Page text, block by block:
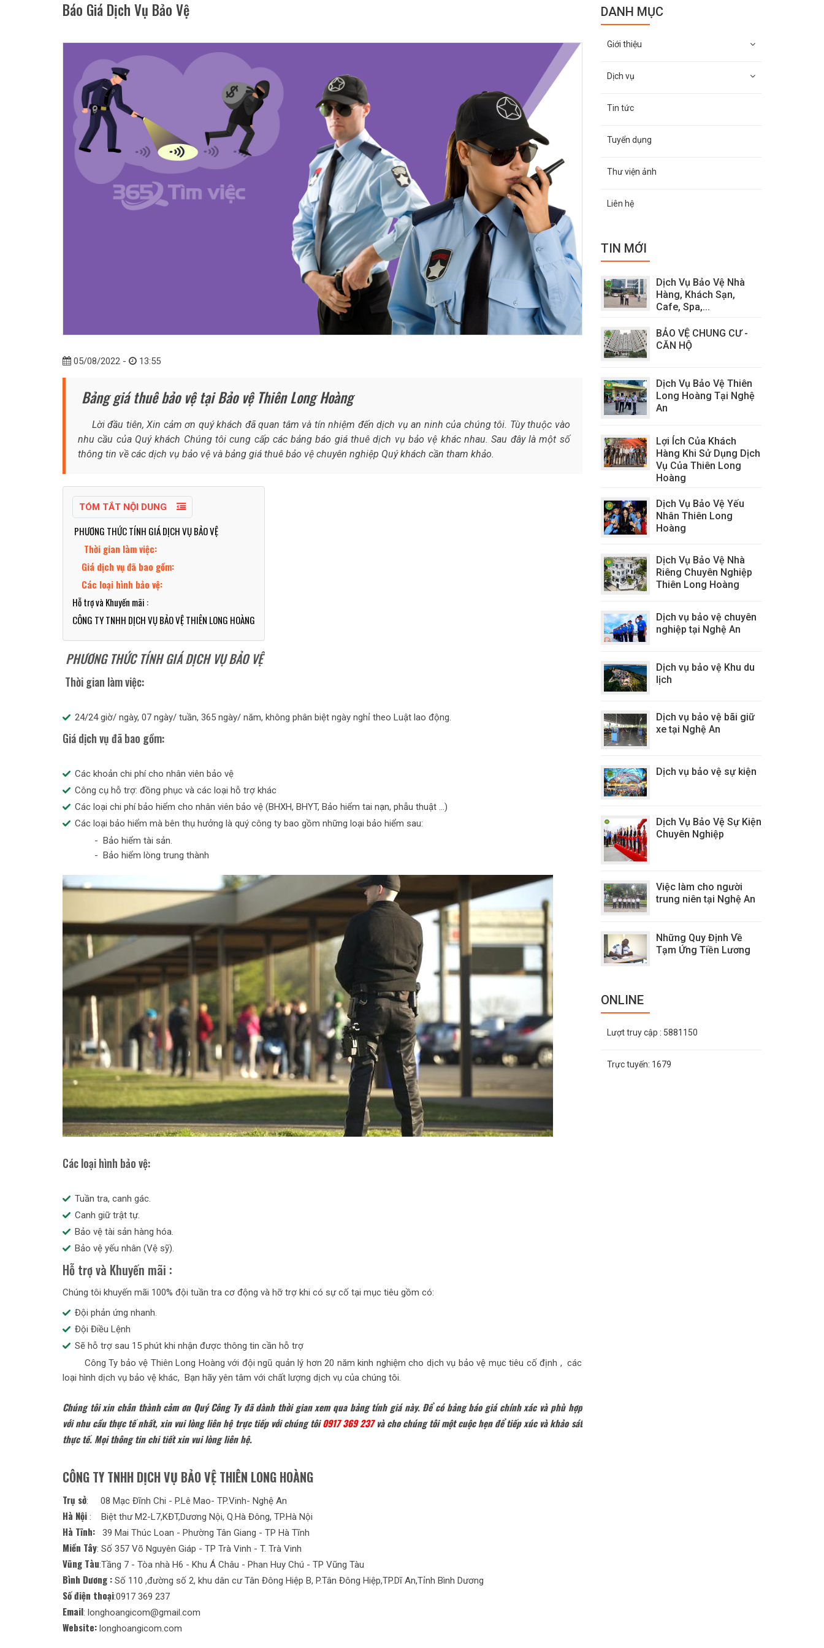
Báo Giá Dịch Vụ Bảo Vệ
05/08/2022 - 13:55
Bảng giá thuê bảo vệ tại Bảo vệ Thiên Long Hoàng
Lời đầu tiên, Xin cảm ơn quý khách đã quan tâm và tín nhiệm đến dịch vụ an ninh của chúng tôi. Tùy thuộc vào
nhu cầu của Quý khách Chúng tôi cung cấp các bảng báo giá thuê dịch vụ bảo vệ khác nhau. Sau đây là một số
thông tin về các dịch vụ bảo vệ và bảng giá thuê bảo vệ chuyên nghiệp Quý khách cần tham khảo.
TÓM TẮT NỘI DUNG
PHƯƠNG THỨC TÍNH GIÁ DỊCH VỤ BẢO VỆ
Thời gian làm việc:
Giá dịch vụ đã bao gồm:
Các loại hình bảo vệ:
Hỗ trợ và Khuyến mãi :
CÔNG TY TNHH DỊCH VỤ BẢO VỆ THIÊN LONG HOÀNG
PHƯƠNG THỨC TÍNH GIÁ DỊCH VỤ BẢO VỆ
Thời gian làm việc:
24/24 giờ/ ngày, 07 ngày/ tuần, 365 ngày/ năm, không phân biệt ngày nghỉ theo Luật lao động.
Giá dịch vụ đã bao gồm:
Các khoản chi phí cho nhân viên bảo vệ
Công cụ hỗ trợ: đồng phục và các loại hỗ trợ khác
Các loại chi phí bảo hiểm cho nhân viên bảo vệ (BHXH, BHYT, Bảo hiểm tai nạn, phẫu thuật ...)
Các loại bảo hiểm mà bên thụ hưởng là quý công ty bao gồm những loại bảo hiểm sau:
- Bảo hiểm tài sản.
- Bảo hiểm lòng trung thành
Các loại hình bảo vệ:
Tuần tra, canh gác.
Canh giữ trật tự.
Bảo vệ tài sản hàng hóa.
Bảo vệ yếu nhân (Vệ sỹ).
Hỗ trợ và Khuyến mãi :
Chúng tôi khuyến mãi 100% đội tuần tra cơ động và hỡ trợ khi có sự cố tại mục tiêu gồm có:
Đội phản ứng nhanh.
Đội Điều Lệnh
Sẽ hỗ trợ sau 15 phút khi nhận được thông tin cần hỗ trợ
Công Ty bảo vệ Thiên Long Hoàng với đội ngũ quản lý hơn 20 năm kinh nghiệm cho dịch vụ bảo vệ mục tiêu cố định , các
loại hình dịch vụ bảo vệ khác, Bạn hãy yên tâm với chất lượng dịch vụ của chúng tôi.
Chúng tôi xin chân thành cảm ơn Quý Công Ty đã dành thời gian xem qua bảng tính giá này. Để có bảng báo giá chính xác và phù hợp
với nhu cầu thực tế nhất, xin vui lòng liên hệ trực tiếp với chúng tôi0917 369 237và cho chúng tôi một cuộc hẹn để tiếp xúc và khảo sát
thực tế. Mọi thông tin chi tiết xin vui lòng liên hệ.
CÔNG TY TNHH DỊCH VỤ BẢO VỆ THIÊN LONG HOÀNG
Trụ sở: 08 Mạc Đĩnh Chi - P.Lê Mao- TP.Vinh- Nghệ An
Hà Nội : Biệt thư M2-L7,KĐT,Dương Nội, Q.Hà Đông, TP.Hà Nội
Hà Tĩnh: 39 Mai Thúc Loan - Phường Tân Giang - TP Hà Tĩnh
Miền Tây: Số 357 Võ Nguyên Giáp - TP Trà Vinh - T. Trà Vinh
Vũng Tàu:Tầng 7 - Tòa nhà H6 - Khu Á Châu - Phan Huy Chú - TP Vũng Tàu
Bình Dương : Số 110 ,đường số 2, khu dân cư Tân Đông Hiệp B, P.Tân Đông Hiệp,TP.Dĩ An,Tỉnh Bình Dương
Số điện thoại:0917 369 237
Email: longhoangicom@gmail.com
Website: longhoangicom.com
DANH MỤC
Giới thiệu
Dịch vụ
Tin tức
Tuyển dụng
Thư viện ảnh
Liên hệ
TIN MỚI
Dịch Vụ Bảo Vệ Nhà
Hàng, Khách Sạn,
Cafe, Spa,...
BẢO VỆ CHUNG CƯ -
CĂN HỘ
Dịch Vụ Bảo Vệ Thiên
Long Hoàng Tại Nghệ
An
Lợi Ích Của Khách
Hàng Khi Sử Dụng Dịch
Vụ Của Thiên Long
Hoàng
Dịch Vụ Bảo Vệ Yếu
Nhân Thiên Long
Hoàng
Dịch Vụ Bảo Vệ Nhà
Riêng Chuyên Nghiệp
Thiên Long Hoàng
Dịch vụ bảo vệ chuyên
nghiệp tại Nghệ An
Dịch vụ bảo vệ Khu du
lịch
Dịch vụ bảo vệ bãi giữ
xe tại Nghệ An
Dịch vụ bảo vệ sự kiện
Dịch Vụ Bảo Vệ Sự Kiện
Chuyên Nghiệp
Việc làm cho người
trung niên tại Nghệ An
Những Quy Định Về
Tạm Ứng Tiền Lương
ONLINE
Lượt truy cập : 5881150
Trực tuyến: 1679